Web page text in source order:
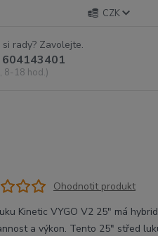
CZK
rady? Zavolejte.
8-18 hod.)
Ohodnotit produkt
Kinetic VYGO V2 25" má
a výkon. Tento 25" střed